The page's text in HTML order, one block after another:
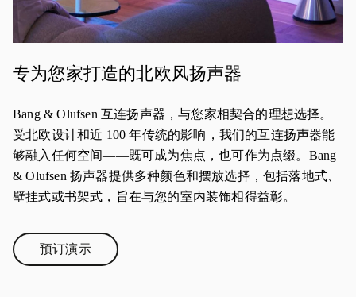
专为您家打造的北欧风扬声器
Bang & Olufsen 互连扬声器，与您家相契合的理想选择。
受北欧设计和近 100 年传统的影响，我们的互连扬声器能
够融入任何空间——既可成为焦点，也可作为点缀。Bang
& Olufsen 扬声器提供多种颜色和摆放选择，包括落地式、
壁挂式或书架式，旨在与您的室内装饰相得益彰。
预订演示Link Opens in New Tab